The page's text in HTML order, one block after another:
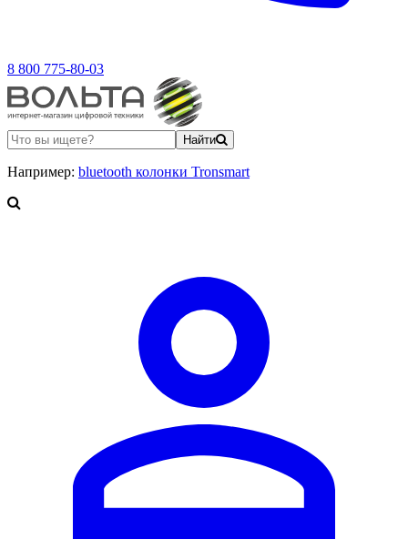
8 800 775-80-03
Найти
Например: bluetooth колонки Tronsmart